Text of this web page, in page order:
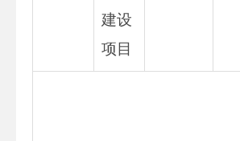
建设
项目